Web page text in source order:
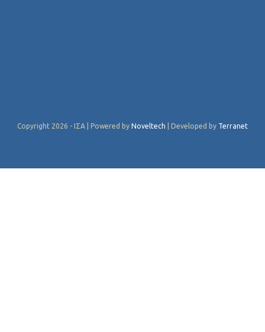
Copyright 2026 - ΙΣΑ | Powered by Noveltech | Developed by Terranet